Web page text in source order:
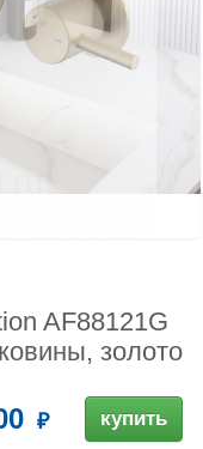
AF88121G
золото
купить